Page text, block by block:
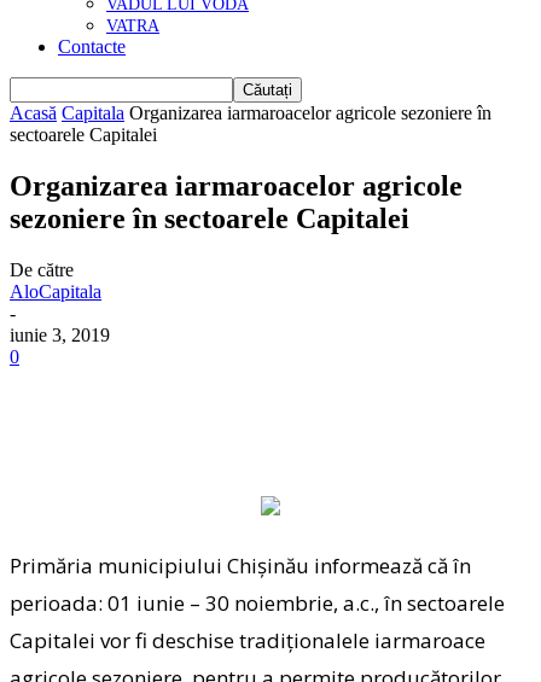
VADUL LUI VODĂ
VATRA
Contacte
Acasă Capitala Organizarea iarmaroacelor agricole sezoniere în
sectoarele Capitalei
Organizarea iarmaroacelor agricole
sezoniere în sectoarele Capitalei
De către
AloCapitala
-
iunie 3, 2019
0
Primăria municipiului Chișinău informează că în
perioada: 01 iunie – 30 noiembrie, a.c., în sectoarele
Capitalei vor fi deschise tradiționalele iarmaroace